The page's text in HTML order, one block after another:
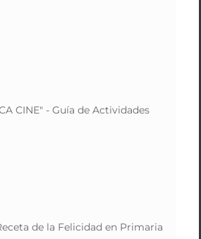
CINE" - Guía de Actividades
de la Felicidad en Primaria